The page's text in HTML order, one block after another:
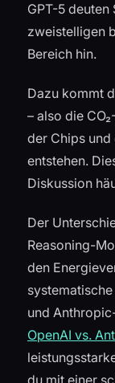
GPT-5
zweistelligen
Bereich hin.
Dazu kommt
– also die
der Chips und
entstehen.
Diskussion
Der
Reasoning-
den
und
OpenAI vs.